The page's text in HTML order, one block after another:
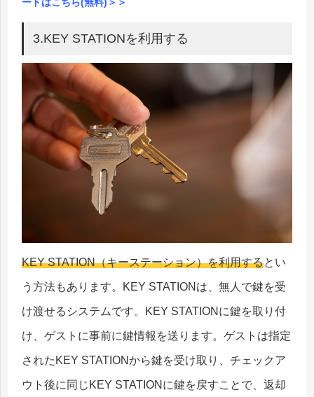
3.KEY STATIONを利用する
KEY STATION（キーステーション）を利用するとい
う方法もあります。KEY STATIONは、無人で鍵を受
け渡せるシステムです。KEY STATIONに鍵を取り付
け、ゲストに事前に鍵情報を送ります。ゲストは指定
されたKEY STATIONから鍵を受け取り、チェックア
ウト後に同じKEY STATIONに鍵を戻すことで、返却